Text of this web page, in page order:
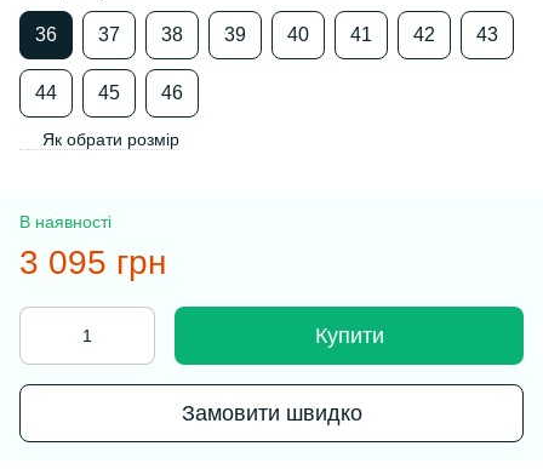
36 37 38 39 40 41 42 43
44 45 46
Як обрати розмір
В наявності
3 095 грн
Купити
Замовити швидко